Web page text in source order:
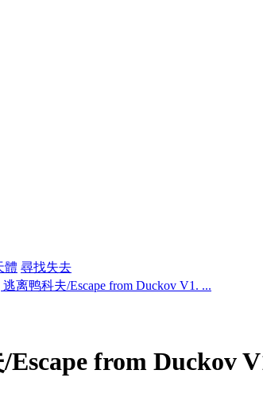
體 尋找失去
离鸭科夫/Escape from Duckov V1. ...
from Duckov